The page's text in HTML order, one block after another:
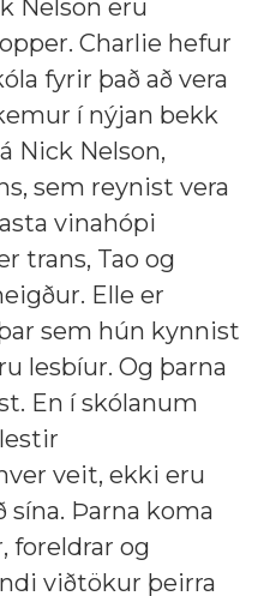
Nelson eru
Charlie hefur
fyrir það að vera
í nýjan bekk
Nick Nelson,
sem reynist vera
vinahópi
trans, Tao og
Elle er
sem hún kynnist
lesbíur. Og þarna
En í skólanum
veit, ekki eru
sína. Þarna koma
foreldrar og
viðtökur þeirra